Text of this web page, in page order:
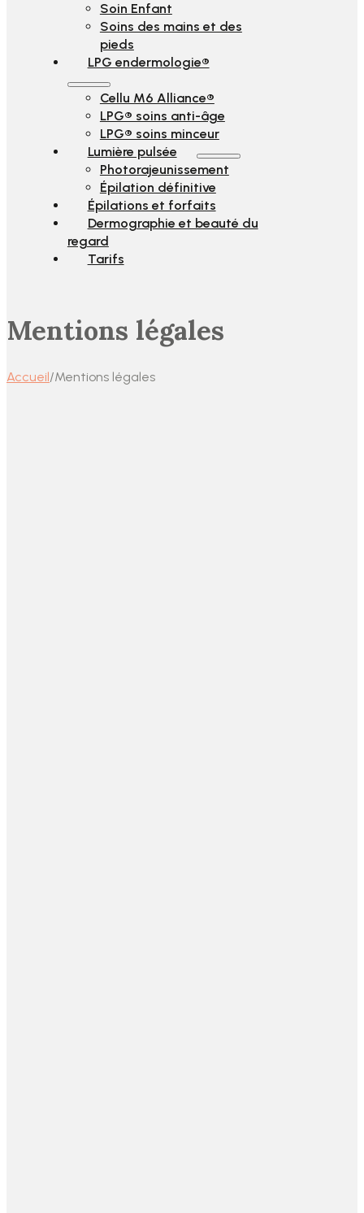
Soin Enfant
Soins des mains et des
pieds
LPG endermologie®
Cellu M6 Alliance®
LPG® soins anti-âge
LPG® soins minceur
Lumière pulsée
Photorajeunissement
Épilation définitive
Épilations et forfaits
Dermographie et beauté du
regard
Tarifs
Mentions légales
Accueil/Mentions légales